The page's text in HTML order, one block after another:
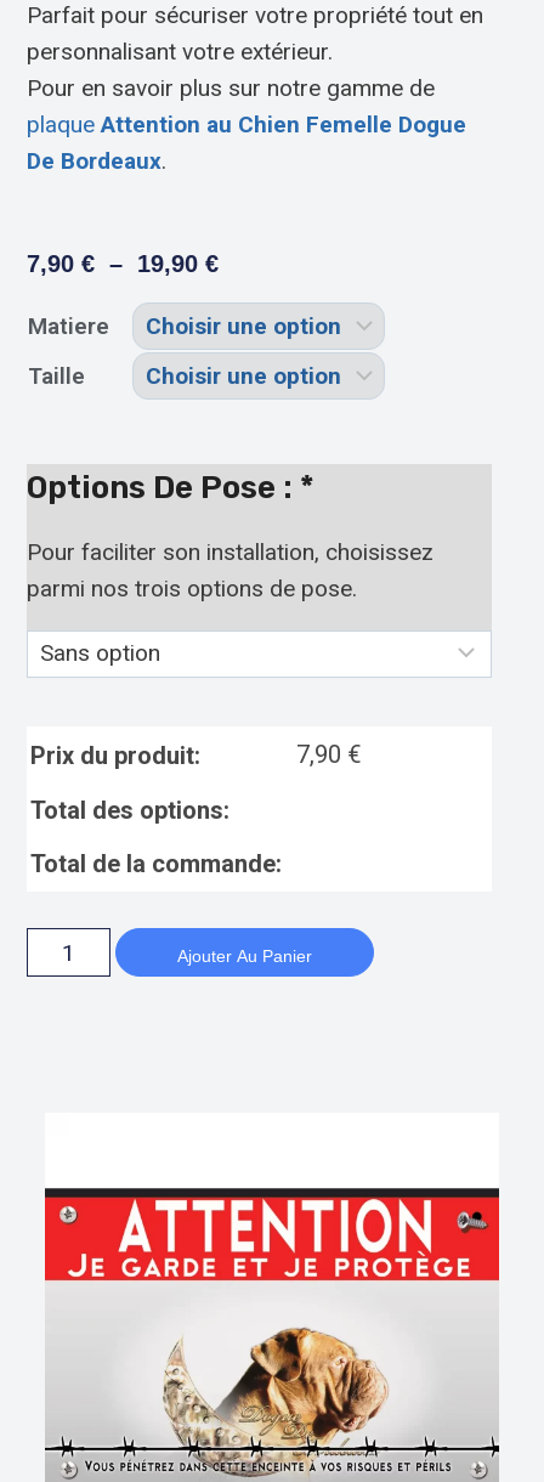
Parfait pour sécuriser votre propriété tout en
personnalisant votre extérieur.
Pour en savoir plus sur notre gamme de
plaqueAttention au Chien Femelle Dogue
De Bordeaux.
7,90€ – 19,90€
Matiere
Taille
Options De Pose : *
Pour faciliter son installation, choisissez
parmi nos trois options de pose.
Prix du produit: 7,90 €
Total des options:
Total de la commande:
Ajouter Au Panier